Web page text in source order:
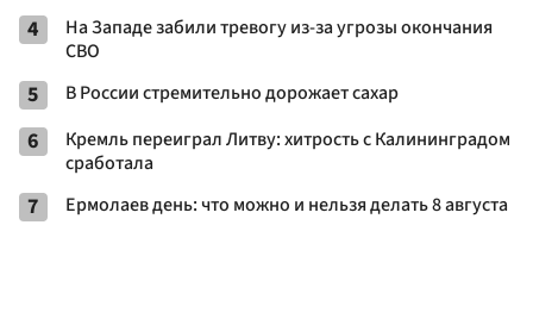
4
На Западе забили тревогу из-за угрозы окончания
СВО
5 В России стремительно дорожает сахар
6
Кремль переиграл Литву: хитрость с Калининградом
сработала
7 Ермолаев день: что можно и нельзя делать 8 августа